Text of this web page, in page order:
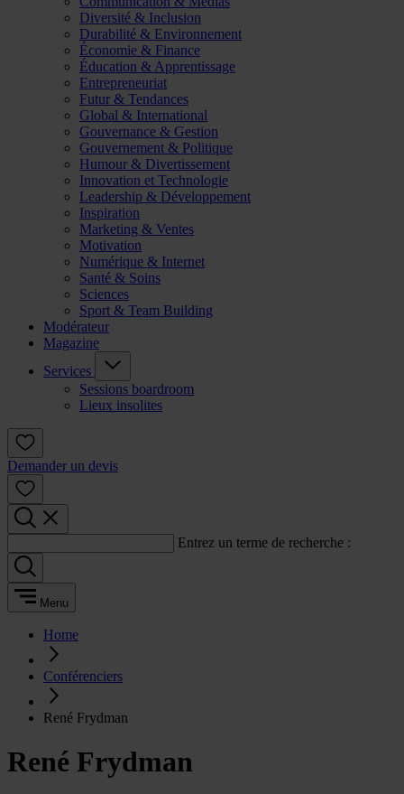
Diversité & Inclusion
Durabilité & Environnement
Économie & Finance
Éducation & Apprentissage
Entrepreneuriat
Futur & Tendances
Global & International
Gouvernance & Gestion
Gouvernement & Politique
Humour & Divertissement
Innovation et Technologie
Leadership & Développement
Inspiration
Marketing & Ventes
Motivation
Numérique & Internet
Santé & Soins
Sciences
Sport & Team Building
Modérateur
Magazine
Services
Sessions boardroom
Lieux insolites
Demander un devis
Entrez un terme de recherche :
Menu
Home
Conférenciers
René Frydman
René Frydman